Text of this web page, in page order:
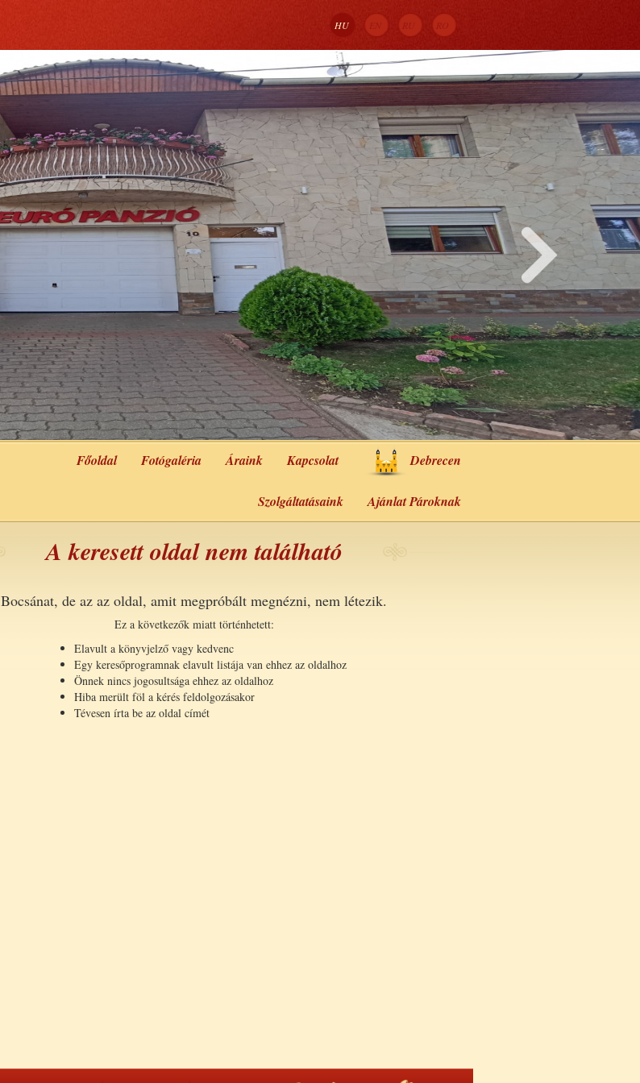
HU EN RU RO
Főoldal Fotógaléria Áraink Kapcsolat Debrecen
Szolgáltatásaink Ajánlat Pároknak
A keresett oldal nem található
Bocsánat, de az az oldal, amit megpróbált megnézni, nem létezik.
Ez a következők miatt történhetett:
Elavult a könyvjelző vagy kedvenc
Egy keresőprogramnak elavult listája van ehhez az oldalhoz
Önnek nincs jogosultsága ehhez az oldalhoz
Hiba merült föl a kérés feldolgozásakor
Tévesen írta be az oldal címét